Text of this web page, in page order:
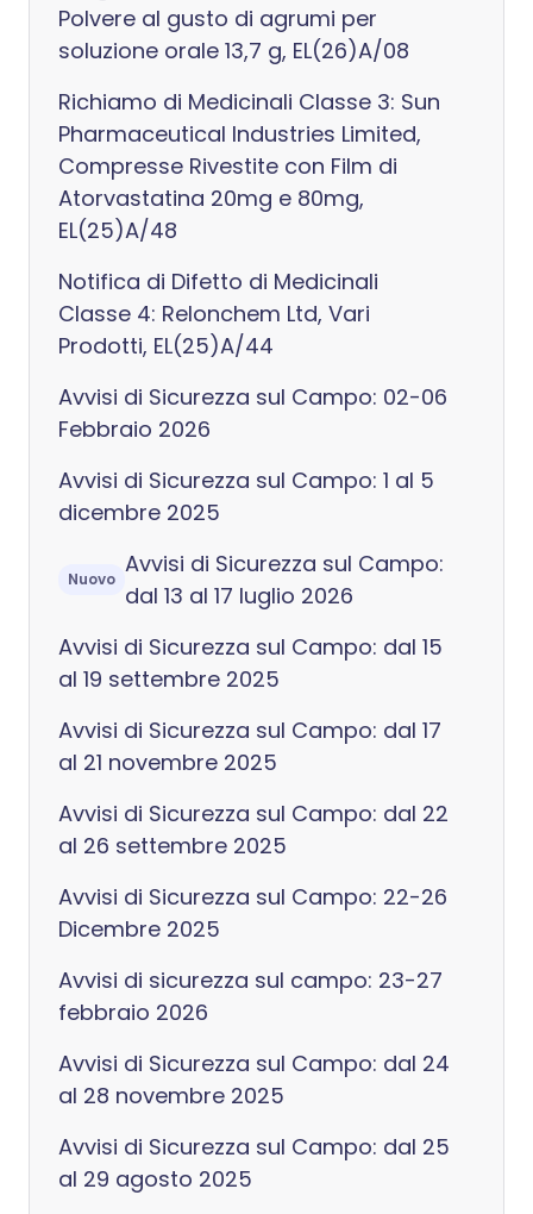
Polvere al gusto di agrumi per
soluzione orale 13,7 g, EL(26)A/08
Richiamo di Medicinali Classe 3: Sun
Pharmaceutical Industries Limited,
Compresse Rivestite con Film di
Atorvastatina 20mg e 80mg,
EL(25)A/48
Notifica di Difetto di Medicinali
Classe 4: Relonchem Ltd, Vari
Prodotti, EL(25)A/44
Avvisi di Sicurezza sul Campo: 02-06
Febbraio 2026
Avvisi di Sicurezza sul Campo: 1 al 5
dicembre 2025
Nuovo
Avvisi di Sicurezza sul Campo:
dal 13 al 17 luglio 2026
Avvisi di Sicurezza sul Campo: dal 15
al 19 settembre 2025
Avvisi di Sicurezza sul Campo: dal 17
al 21 novembre 2025
Avvisi di Sicurezza sul Campo: dal 22
al 26 settembre 2025
Avvisi di Sicurezza sul Campo: 22-26
Dicembre 2025
Avvisi di sicurezza sul campo: 23-27
febbraio 2026
Avvisi di Sicurezza sul Campo: dal 24
al 28 novembre 2025
Avvisi di Sicurezza sul Campo: dal 25
al 29 agosto 2025